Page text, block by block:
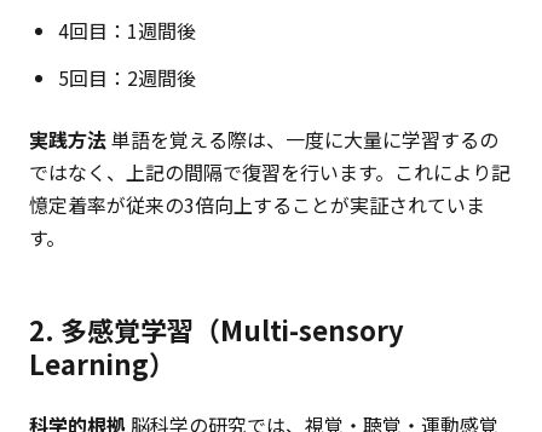
4回目：1週間後
5回目：2週間後
実践方法単語を覚える際は、一度に大量に学習するの
ではなく、上記の間隔で復習を行います。これにより記
憶定着率が従来の3倍向上することが実証されていま
す。
2. 多感覚学習（Multi-sensory
Learning）
科学的根拠脳科学の研究では、視覚・聴覚・運動感覚